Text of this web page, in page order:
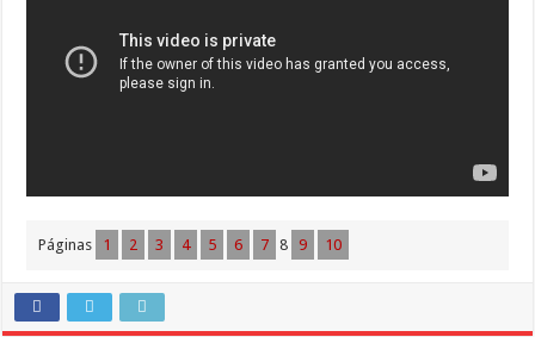
Páginas 1 2 3 4 5 6 7 8 9 10